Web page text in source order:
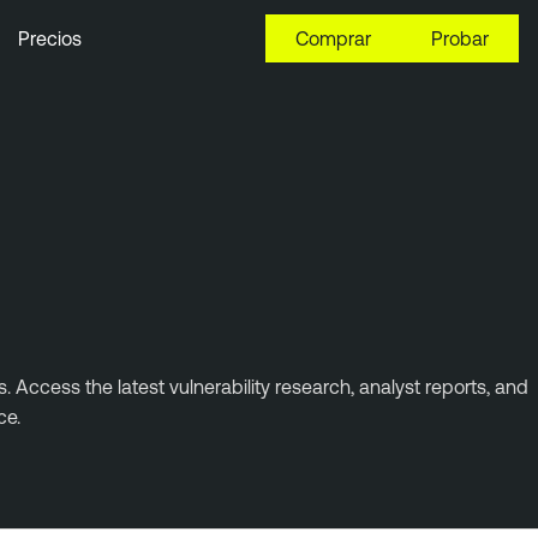
Precios Comprar Probar
the latest vulnerability research, analyst reports, and